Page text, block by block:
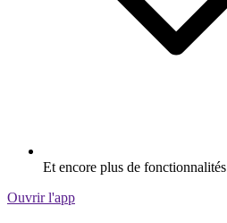
Et encore plus de fonctionnalités
Ouvrir l'app